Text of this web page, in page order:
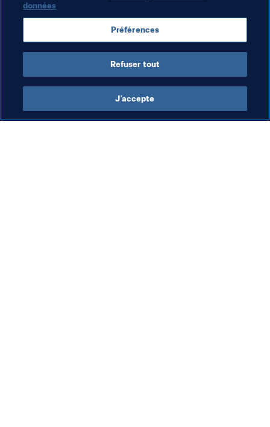
Morocco CAF Bosnia and Herzegovina
UEFA
données
Préférences
Refuser tout
J’accepte